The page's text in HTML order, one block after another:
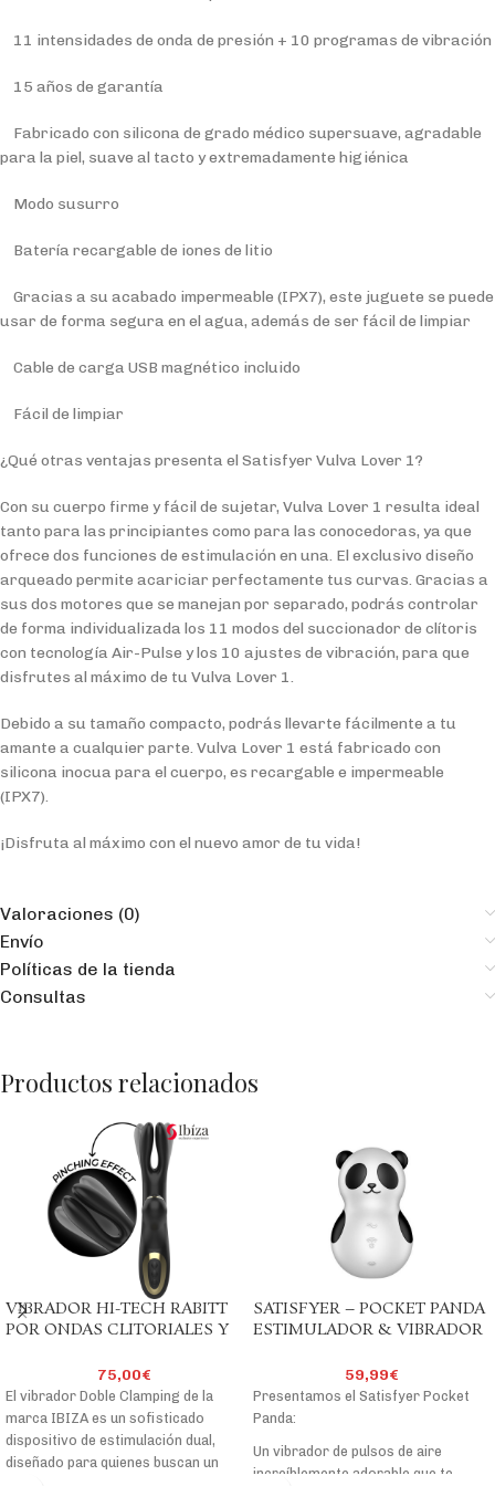
11 intensidades de onda de presión + 10 programas de vibración
15 años de garantía
Fabricado con silicona de grado médico supersuave, agradable
para la piel, suave al tacto y extremadamente higiénica
Modo susurro
Batería recargable de iones de litio
Gracias a su acabado impermeable (IPX7), este juguete se puede
usar de forma segura en el agua, además de ser fácil de limpiar
Cable de carga USB magnético incluido
Fácil de limpiar
¿Qué otras ventajas presenta el Satisfyer Vulva Lover 1?
Con su cuerpo firme y fácil de sujetar, Vulva Lover 1 resulta ideal
tanto para las principiantes como para las conocedoras, ya que
ofrece dos funciones de estimulación en una. El exclusivo diseño
arqueado permite acariciar perfectamente tus curvas. Gracias a
sus dos motores que se manejan por separado, podrás controlar
de forma individualizada los 11 modos del succionador de clítoris
con tecnología Air-Pulse y los 10 ajustes de vibración, para que
disfrutes al máximo de tu Vulva Lover 1.
Debido a su tamaño compacto, podrás llevarte fácilmente a tu
amante a cualquier parte. Vulva Lover 1 está fabricado con
silicona inocua para el cuerpo, es recargable e impermeable
(IPX7).
¡Disfruta al máximo con el nuevo amor de tu vida!
Valoraciones (0)
Envío
Políticas de la tienda
Consultas
Productos relacionados
VIBRADOR HI-TECH RABITT
POR ONDAS CLITORIALES Y
75,00€
El vibrador Doble Clamping de la
marca IBIZA es un sofisticado
dispositivo de estimulación dual,
diseñado para quienes buscan un
SATISFYER – POCKET PANDA
ESTIMULADOR & VIBRADOR
59,99€
Presentamos el Satisfyer Pocket
Panda:
Un vibrador de pulsos de aire
increíblemente adorable que te